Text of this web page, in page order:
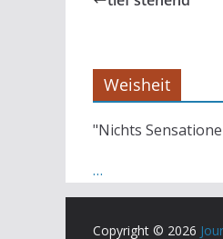
Weisheit
"Nichts
…
Copyright © 2026